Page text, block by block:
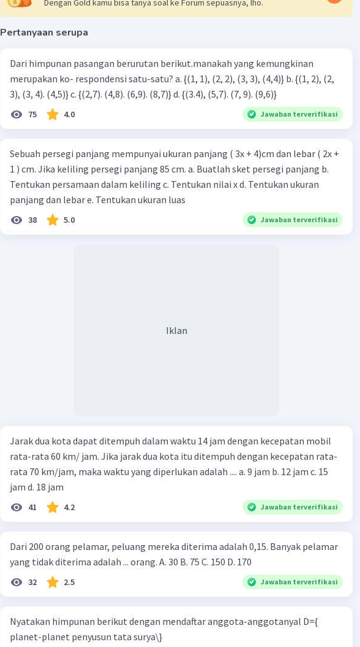
Beri Rating
Dengan Gold kamu bisa tanya soal ke Forum sepuasnya, lho.
Pertanyaan serupa
Dari himpunan pasangan berurutan berikut.manakah yang kemungkinan
merupakan ko- respondensi satu-satu? a. {(1, 1), (2, 2), (3, 3), (4,4)} b. {(1, 2), (2,
3), (3, 4). (4,5)} c. {(2,7). (4,8). (6,9). (8,7)} d. {(3.4), (5,7). (7, 9). (9,6)}
75 4.0 Jawaban terverifikasi
Sebuah persegi panjang mempunyai ukuran panjang ( 3x + 4)cm dan lebar ( 2x +
1 ) cm. Jika keliling persegi panjang 85 cm. a. Buatlah sket persegi panjang b.
Tentukan persamaan dalam keliling c. Tentukan nilai x d. Tentukan ukuran
panjang dan lebar e. Tentukan ukuran luas
38 5.0 Jawaban terverifikasi
Iklan
Jarak dua kota dapat ditempuh dalam waktu 14 jam dengan kecepatan mobil
rata-rata 60 km/ jam. Jika jarak dua kota itu ditempuh dengan kecepatan rata-
rata 70 km/jam, maka waktu yang diperlukan adalah .... a. 9 jam b. 12 jam c. 15
jam d. 18 jam
41 4.2 Jawaban terverifikasi
Dari 200 orang pelamar, peluang mereka diterima adalah 0,15. Banyak pelamar
yang tidak diterima adalah ... orang. A. 30 B. 75 C. 150 D. 170
32 2.5 Jawaban terverifikasi
Nyatakan himpunan berikut dengan mendaftar anggota-anggotanyal D={
planet-planet penyusun tata surya\}